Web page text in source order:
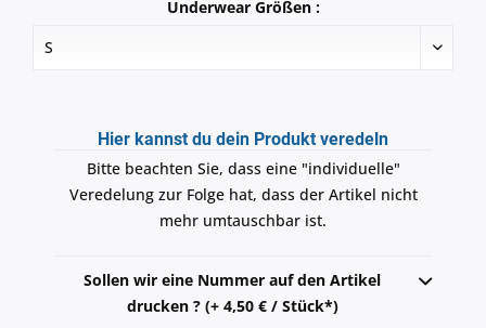
Underwear Größen :
Hier kannst du dein Produkt veredeln
Bitte beachten Sie, dass eine "individuelle"
Veredelung zur Folge hat, dass der Artikel nicht
mehr umtauschbar ist.
Sollen wir eine Nummer auf den Artikel
drucken ? (+ 4,50 € / Stück*)